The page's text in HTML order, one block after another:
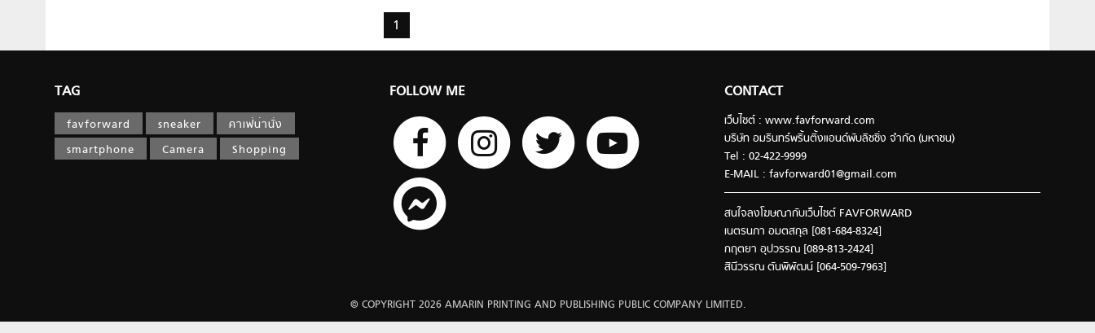
1
TAG
favforward sneaker
คาเฟ่น่านั่ง
smartphone
Camera Shopping
FOLLOW ME CONTACT
เว็บไซต์ : www.favforward.com
บริษัท อมรินทร์พริ้นติ้งแอนด์พับลิชชิ่ง จำกัด (มหาชน)
Tel : 02-422-9999
E-MAIL : favforward01@gmail.com
สนใจลงโฆษณากับเว็บไซต์ FAVFORWARD
เนตรนภา อมตสกุล [081-684-8324]
กฤตยา อุปวรรณ [089-813-2424]
สินีวรรณ ตันพิพัฒน์ [064-509-7963]
© COPYRIGHT 2026 AMARIN PRINTING AND PUBLISHING PUBLIC COMPANY LIMITED.